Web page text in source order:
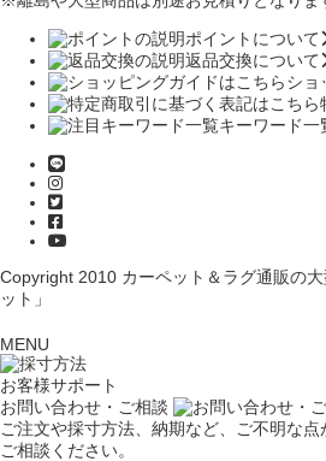
ポイントについて
返品交換について
ショ
キーワード一
Copyright 2010 カーペット＆ラグ通販の
ット」
MENU
お客様サポート
お問い合わせ・ご相談
ご注文や採寸方法、納期など、ご不明な
ご相談ください。